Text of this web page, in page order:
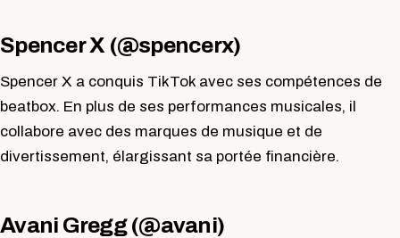
Spencer X (@spencerx)
Spencer X a conquis TikTok avec ses compétences de
beatbox. En plus de ses performances musicales, il
collabore avec des marques de musique et de
divertissement, élargissant sa portée financière.
Avani Gregg (@avani)